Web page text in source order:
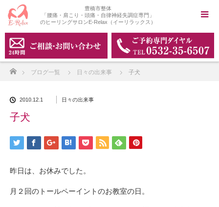
豊橋市整体
「腰痛・肩こり・頭痛・自律神経失調症専門」
のヒーリングサロンE-Relax（イーリラックス）
ブログ一覧 日々の出来事 子犬
2010.12.1 日々の出来事
子犬
昨日は、お休みでした。
月２回のトールペーイントのお教室の日。